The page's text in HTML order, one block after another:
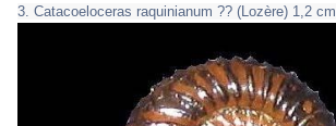
3. Catacoeloceras raquinianum ?? (Lozère) 1,2 cm